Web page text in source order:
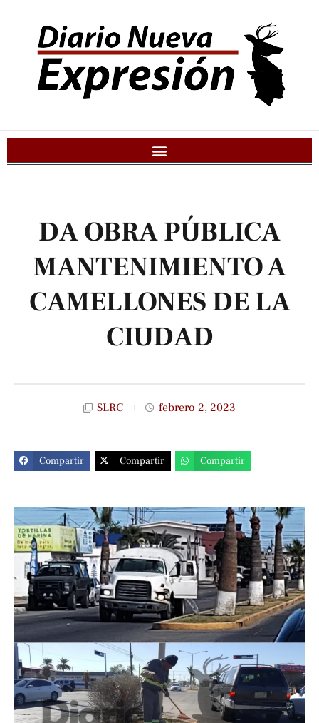
DA OBRA PÚBLICA
MANTENIMIENTO A
CAMELLONES DE LA
CIUDAD
SLRC febrero 2, 2023
Compartir Compartir Compartir